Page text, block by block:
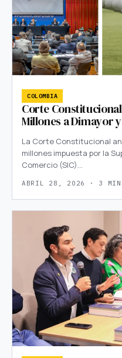
COLOMBIA
Corte
Millones a Dimayor
La Corte Constitucional
millones impuesta por la
Comercio (SIC)…
ABRIL 28, 2026 · 3 MIN